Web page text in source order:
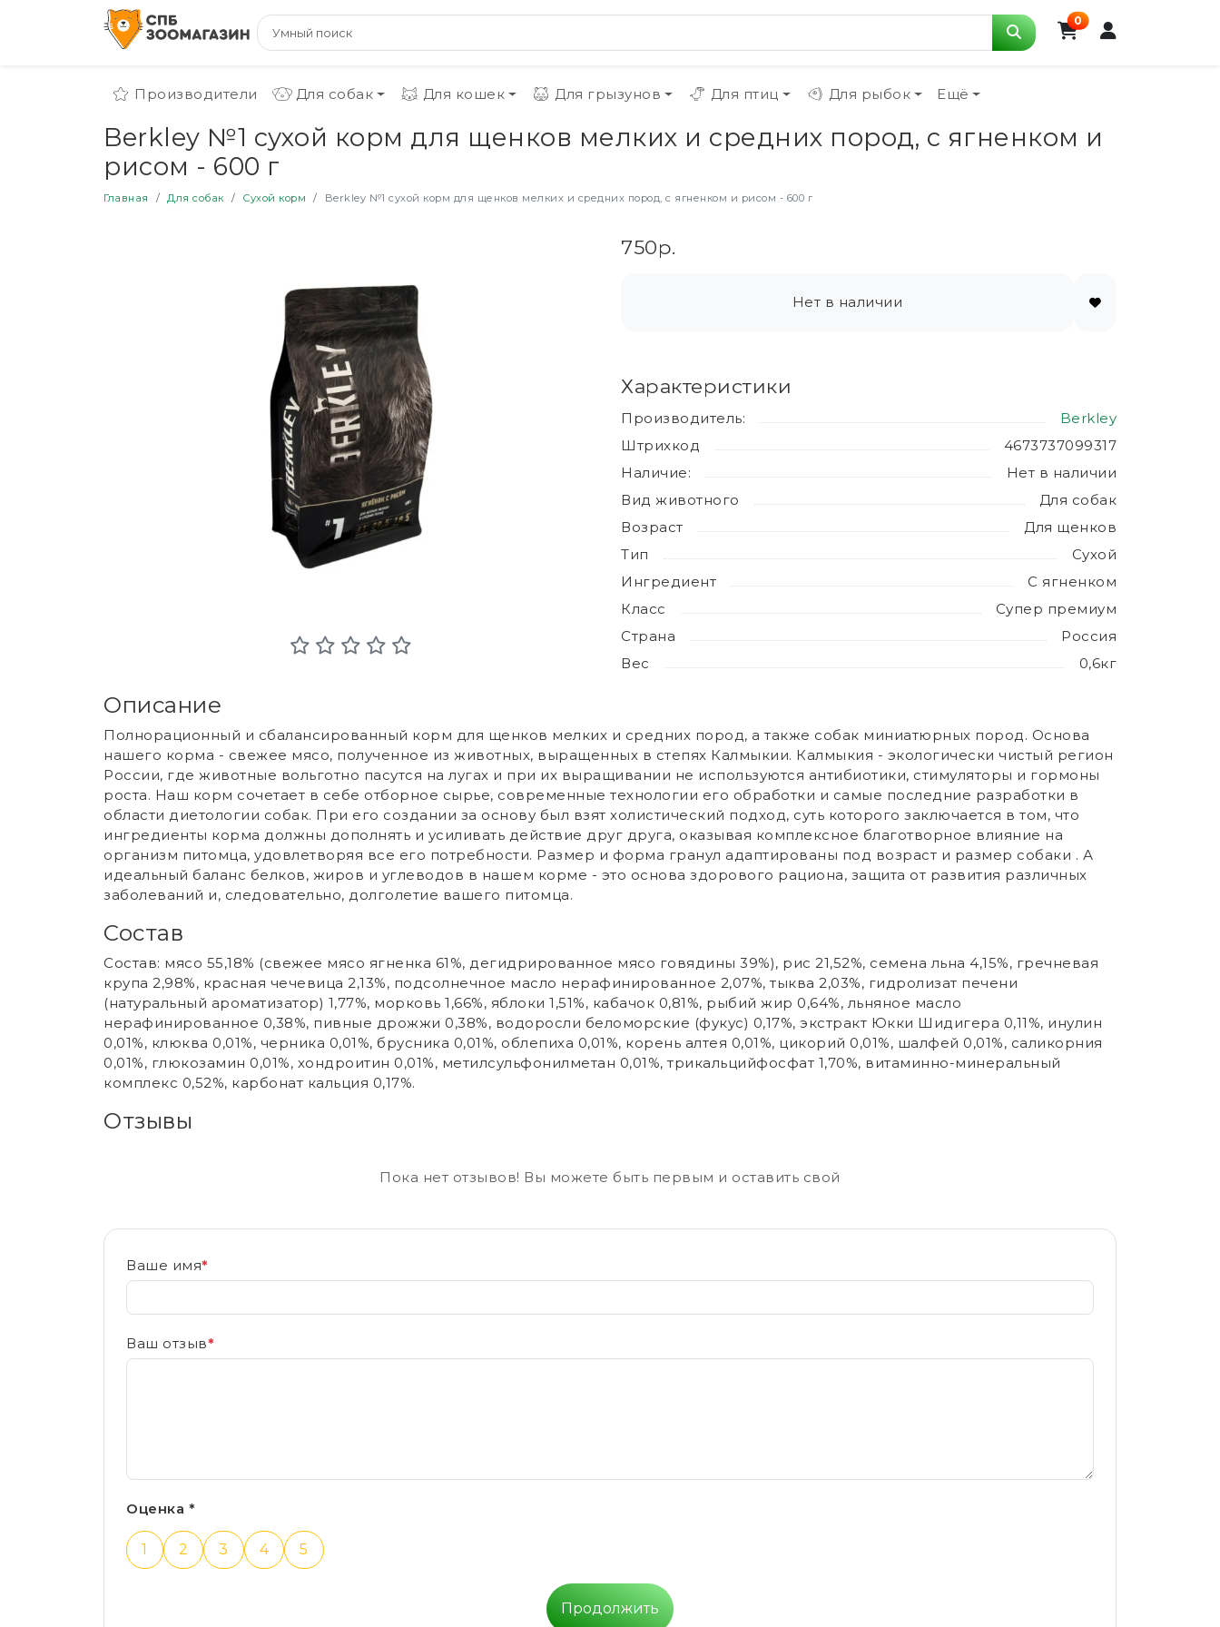
0
Производители Для собак Для кошек Для грызунов Для птиц Для рыбок Ещё
Berkley №1 сухой корм для щенков мелких и средних пород, с ягненком и
рисом - 600 г
Главная Для собак Сухой корм Berkley №1 сухой корм для щенков мелких и средних пород, с ягненком и рисом - 600 г
750р.
Нет в наличии
Характеристики
Производитель:
Berkley
Штрихкод
4673737099317
Наличие:
Нет в наличии
Вид животного
Для собак
Возраст
Для щенков
Тип
Сухой
Ингредиент
С ягненком
Класс
Супер премиум
Страна
Россия
Вес
0,6кг
Описание
Полнорационный и сбалансированный корм для щенков мелких и средних пород, а также собак миниатюрных пород. Основа
нашего корма - свежее мясо, полученное из животных, выращенных в степях Калмыкии. Калмыкия - экологически чистый регион
России, где животные вольготно пасутся на лугах и при их выращивании не используются антибиотики, стимуляторы и гормоны
роста. Наш корм сочетает в себе отборное сырье, современные технологии его обработки и самые последние разработки в
области диетологии собак. При его создании за основу был взят холистический подход, суть которого заключается в том, что
ингредиенты корма должны дополнять и усиливать действие друг друга, оказывая комплексное благотворное влияние на
организм питомца, удовлетворяя все его потребности. Размер и форма гранул адаптированы под возраст и размер собаки . А
идеальный баланс белков, жиров и углеводов в нашем корме - это основа здорового рациона, защита от развития различных
заболеваний и, следовательно, долголетие вашего питомца.
Состав
Состав: мясо 55,18% (свежее мясо ягненка 61%, дегидрированное мясо говядины 39%), рис 21,52%, семена льна 4,15%, гречневая
крупа 2,98%, красная чечевица 2,13%, подсолнечное масло нерафинированное 2,07%, тыква 2,03%, гидролизат печени
(натуральный ароматизатор) 1,77%, морковь 1,66%, яблоки 1,51%, кабачок 0,81%, рыбий жир 0,64%, льняное масло
нерафинированное 0,38%, пивные дрожжи 0,38%, водоросли беломорские (фукус) 0,17%, экстракт Юкки Шидигера 0,11%, инулин
0,01%, клюква 0,01%, черника 0,01%, брусника 0,01%, облепиха 0,01%, корень алтея 0,01%, цикорий 0,01%, шалфей 0,01%, саликорния
0,01%, глюкозамин 0,01%, хондроитин 0,01%, метилсульфонилметан 0,01%, трикальцийфосфат 1,70%, витаминно-минеральный
комплекс 0,52%, карбонат кальция 0,17%.
Отзывы
Пока нет отзывов! Вы можете быть первым и оставить свой
Ваше имя*
Ваш отзыв*
Оценка *
1 2 3 4 5
Продолжить